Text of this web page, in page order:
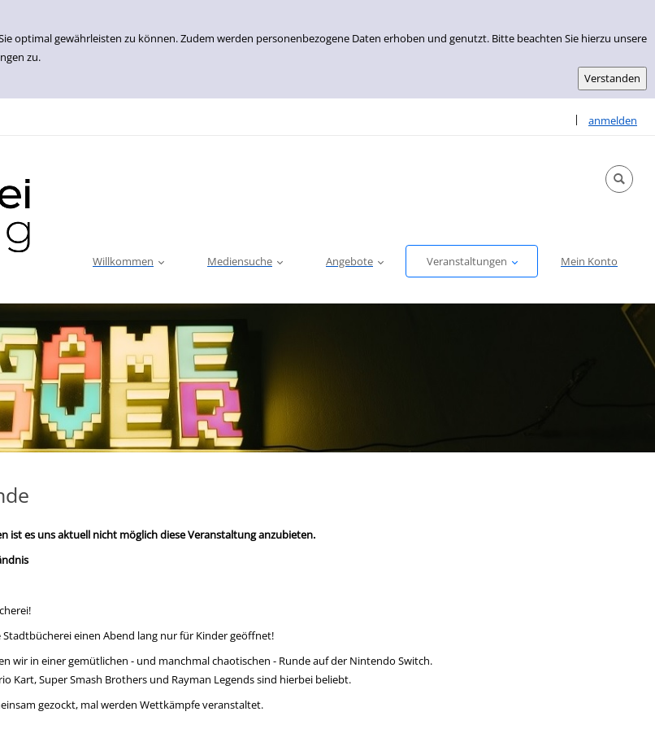
optimal gewährleisten zu können. Zudem werden personenbezogene Daten erhoben und genutzt. Bitte beachten Sie hierzu unsere
zu.
| anmelden
Sprache
Willkommen Mediensuche Angebote Veranstaltungen Mein Konto
ist es uns aktuell nicht möglich diese Veranstaltung anzubieten.
Stadtbücherei einen Abend lang nur für Kinder geöffnet!
wir in einer gemütlichen - und manchmal chaotischen - Runde auf der Nintendo Switch.
Kart, Super Smash Brothers und Rayman Legends sind hierbei beliebt.
gezockt, mal werden Wettkämpfe veranstaltet.